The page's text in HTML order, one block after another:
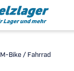
M-Bike / Fahrrad